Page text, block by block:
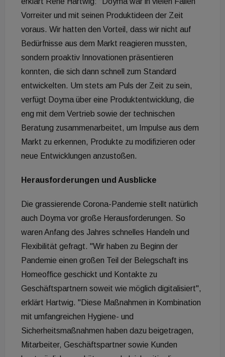
Vorreiter und mit seinen Produktideen der Zeit
voraus. Wir hatten den Vorteil, dass wir nicht auf
Bedürfnisse aus dem Markt reagieren mussten,
sondern proaktiv Innovationen präsentieren
konnten, die sich dann schnell zum Standard
entwickelten. Um stets am Puls der Zeit zu sein,
verfügt Doyma über eine Produktentwicklung, die
eng mit dem Vertrieb sowie der technischen
Beratung zusammenarbeitet, um Impulse aus dem
Markt zu erkennen, Produkte zu modifizieren oder
neue Entwicklungen anzustoßen.
Herausforderungen und Ausblicke
Die grassierende Corona-Pandemie stellt natürlich
auch Doyma vor große Herausforderungen. So
waren Anfang des Jahres schnelles Handeln und
Flexibilität gefragt. "Wir haben zu Beginn der
Pandemie einen großen Teil der Belegschaft ins
Homeoffice geschickt und Kontakte zu
Geschäftspartnern soweit wie möglich digitalisiert",
erklärt Hartwig. "Diese Maßnahmen in Kombination
mit umfangreichen Hygiene- und
Sicherheitsmaßnahmen haben dazu beigetragen,
Mitarbeiter, Geschäftspartner sowie Kunden